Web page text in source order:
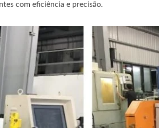
com eficiência e precisão.